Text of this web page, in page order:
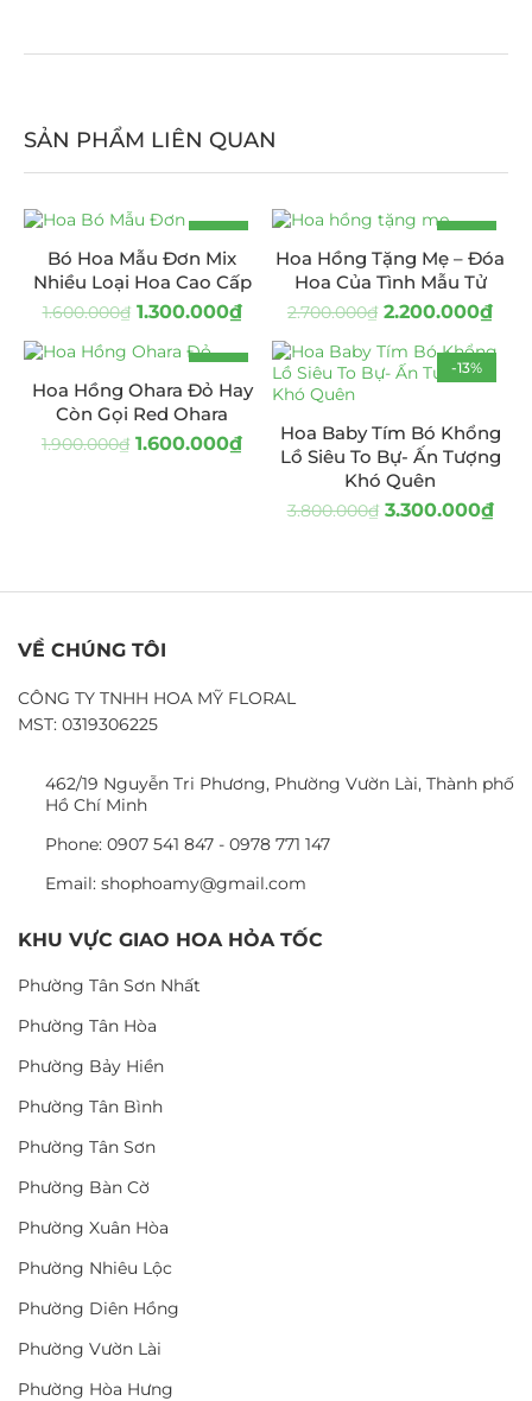
SẢN PHẨM LIÊN QUAN
-19%
Bó Hoa Mẫu Đơn Mix
Nhiều Loại Hoa Cao Cấp
1.600.000₫ 1.300.000₫
-19%
HOT
Hoa Hồng Tặng Mẹ – Đóa
Hoa Của Tình Mẫu Tử
2.700.000₫ 2.200.000₫
-16%
Hoa Hồng Ohara Đỏ Hay
Còn Gọi Red Ohara
1.900.000₫ 1.600.000₫
-13%
Hoa Baby Tím Bó Khổng
Lồ Siêu To Bự- Ấn Tượng
Khó Quên
3.800.000₫ 3.300.000₫
VỀ CHÚNG TÔI
CÔNG TY TNHH HOA MỸ FLORAL
MST: 0319306225
462/19 Nguyễn Tri Phương, Phường Vườn Lài, Thành phố
Hồ Chí Minh
Phone: 0907 541 847 - 0978 771 147
Email: shophoamy@gmail.com
KHU VỰC GIAO HOA HỎA TỐC
Phường Tân Sơn Nhất
Phường Tân Hòa
Phường Bảy Hiền
Phường Tân Bình
Phường Tân Sơn
Phường Bàn Cờ
Phường Xuân Hòa
Phường Nhiêu Lộc
Phường Diên Hồng
Phường Vườn Lài
Phường Hòa Hưng